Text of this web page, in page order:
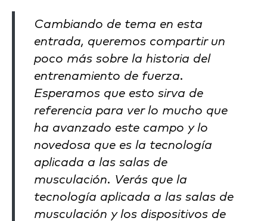
Cambiando de tema en esta
entrada, queremos compartir un
poco más sobre la historia del
entrenamiento de fuerza.
Esperamos que esto sirva de
referencia para ver lo mucho que
ha avanzado este campo y lo
novedosa que es la tecnología
aplicada a las salas de
musculación. Verás que la
tecnología aplicada a las salas de
musculación y los dispositivos de